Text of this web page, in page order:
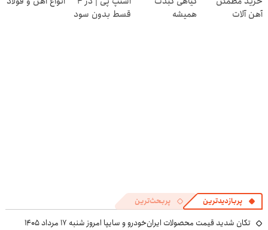
آهن آلات
همیشه
قسط بدون سود
پربازدیدترین پربحث‌ترین
تکان شدید قیمت محصولات ایران‌خودرو و سایپا امروز شنبه ۱۷ مرداد ۱۴۰۵